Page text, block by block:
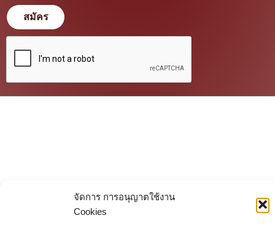
จัดการ การอนุญาตใช้งาน
Cookies
สมัคร